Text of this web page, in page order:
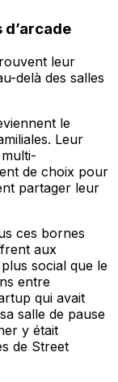
d’arcade
leur
delà des salles
le
Leur
de choix pour
partager leur
ces bornes
aux
social que le
entre
qui avait
salle de pause
y était
de Street